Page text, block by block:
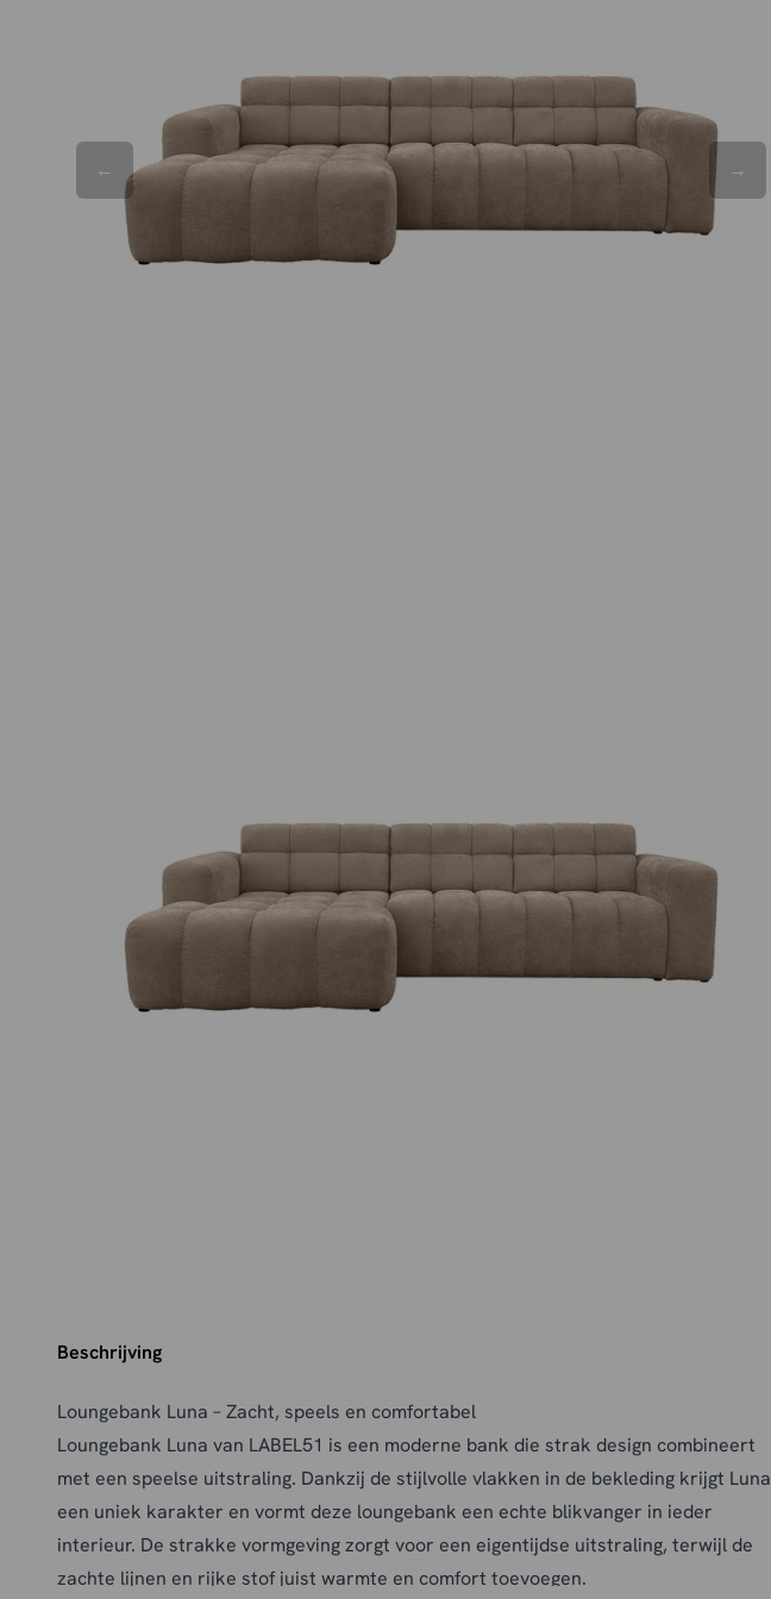
Beschrijving
Loungebank Luna – Zacht, speels en comfortabel
Loungebank Luna van LABEL51 is een moderne bank die strak design combineert
met een speelse uitstraling. Dankzij de stijlvolle vlakken in de bekleding krijgt Luna
een uniek karakter en vormt deze loungebank een echte blikvanger in ieder
interieur. De strakke vormgeving zorgt voor een eigentijdse uitstraling, terwijl de
zachte lijnen en rijke stof juist warmte en comfort toevoegen.